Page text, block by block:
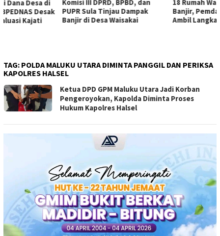
Komisi III DPRD, BPBD, dan
PUPR Sula Tinjau Dampak
Banjir di Desa Waisakai
18 Rumah Warga Terendam
Banjir, Pemda Sula Diminta
Ambil Langkah
TAG: POLDA MALUKU UTARA DIMINTA PANGGIL DAN PERIKSA
KAPOLRES HALSEL
Ketua DPD GPM Maluku Utara Jadi Korban
Pengeroyokan, Kapolda Diminta Proses
Hukum Kapolres Halsel